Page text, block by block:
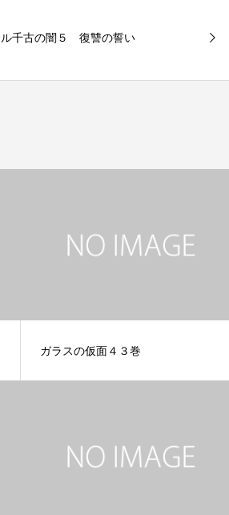
ル千古の闇５ 復讐の誓い
ガラスの仮面４３巻